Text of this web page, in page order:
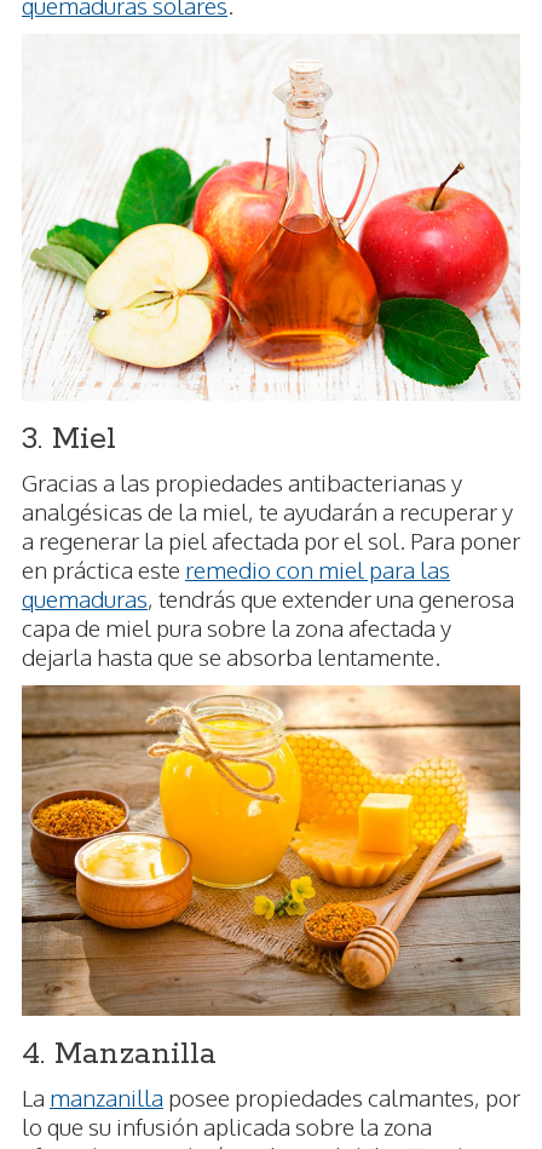
3. Miel
Gracias a las propiedades antibacterianas y
analgésicas de la miel, te ayudarán a recuperar y
a regenerar la piel afectada por el sol. Para poner
en práctica este remedio con miel para las
quemaduras, tendrás que extender una generosa
capa de miel pura sobre la zona afectada y
dejarla hasta que se absorba lentamente.
4. Manzanilla
La manzanilla posee propiedades calmantes, por
lo que su infusión aplicada sobre la zona